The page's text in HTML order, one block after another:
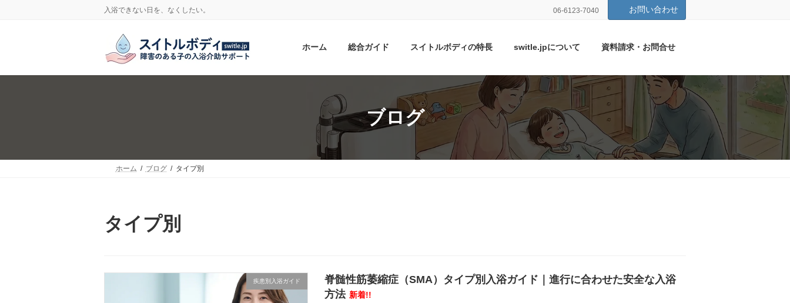
入浴できない日を、なくしたい。 06-6123-7040 お問い合わせ
ホーム 総合ガイド スイトルボディの特長 switle.jpについて 資料請求・お問合せ
ブログ
ホーム ブログ タイプ別
タイプ別
疾患別入浴ガイド
脊髄性筋萎縮症（SMA）タイプ別入浴ガイド｜進行に合わせた安全な入浴
方法 新着!!